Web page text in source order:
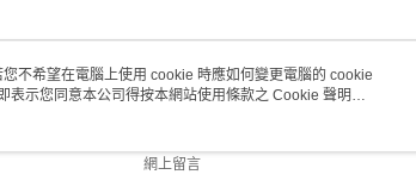
客戶服務
網上留言
不希望在電腦上使用 cookie 時應如何變更電腦的 cookie
表示您同意本公司得按本網站使用條款之 Cookie 聲明使